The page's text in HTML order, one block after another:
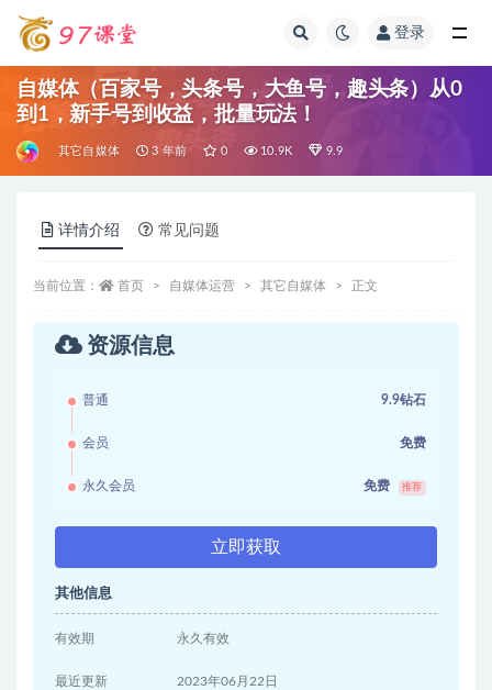
登录
自媒体（百家号，头条号，大鱼号，趣头条）从0
到1，新手号到收益，批量玩法！
其它自媒体 3 年前 0 10.9K 9.9
详情介绍 常见问题
当前位置： 首页 自媒体运营 其它自媒体 正文
资源信息
普通 9.9钻石
会员 免费
永久会员 免费 推荐
立即获取
其他信息
有效期 永久有效
最近更新 2023年06月22日